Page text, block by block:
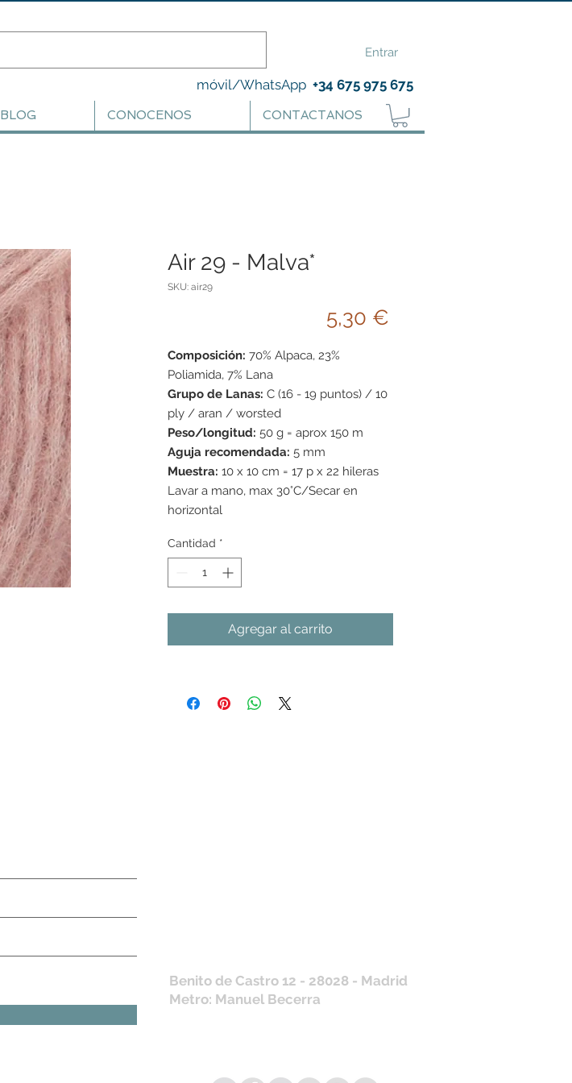
móvil/WhatsApp +34 675 975 675
Entrar
BLOG CONOCENOS CONTACTANOS
Air 29 - Malva*
SKU: air29
5,30 €
Composición: 70% Alpaca, 23%
Poliamida, 7% Lana
Grupo de Lanas: C (16 - 19 puntos) / 10
ply / aran / worsted
Peso/longitud: 50 g = aprox 150 m
Aguja recomendada: 5 mm
Muestra: 10 x 10 cm = 17 p x 22 hileras
Lavar a mano, max 30°C/Secar en
horizontal
Cantidad *
Agregar al carrito
Benito de Castro 12 - 28028 - Madrid
Metro: Manuel Becerra